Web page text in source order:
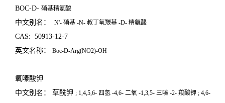
BOC-D- 硝基精氨酸
中文别名： N'- 硝基 -N- 叔丁氧羰基 -D- 精氨酸
CAS: 50913-12-7
英文名称： Boc-D-Arg(NO2)-OH
氧嗪酸钾
中文别名： 草酰钾 ; 1,4,5,6- 四氢 -4,6- 二氧 -1,3,5- 三嗪 -2- 羧酸钾 ; 4,6-